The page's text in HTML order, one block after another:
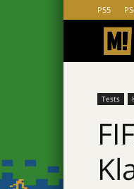
PS5
Tests